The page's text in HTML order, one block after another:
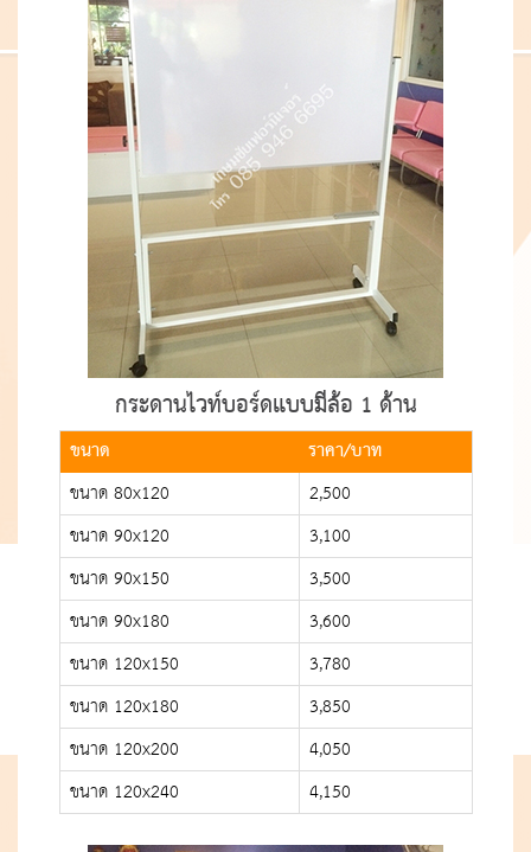
กระดานไวท์บอร์ดแบบมีล้อ 1 ด้าน
ขนาด ราคา/บาท
ขนาด 80x120
2,500
ขนาด 90x120
3,100
ขนาด 90x150
3,500
ขนาด 90x180
3,600
ขนาด 120x150
3,780
ขนาด 120x180
3,850
ขนาด 120x200
4,050
ขนาด 120x240
4,150